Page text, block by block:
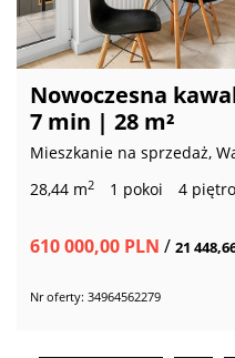
Nowoczesna
7 min | 28 m²
Mieszkanie na sprzedaż,
28,44 m2 1 pokoi 4
610 000,00 PLN / 21
Nr oferty: 34964562279